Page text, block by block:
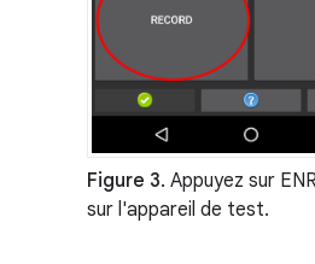
Figure 3. Appuyez sur
sur l'appareil de test.